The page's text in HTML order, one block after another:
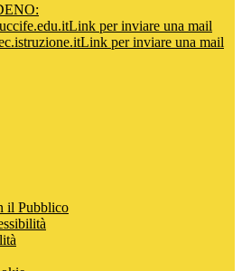
Link per inviare una mail
Link per inviare una mail
il Pubblico